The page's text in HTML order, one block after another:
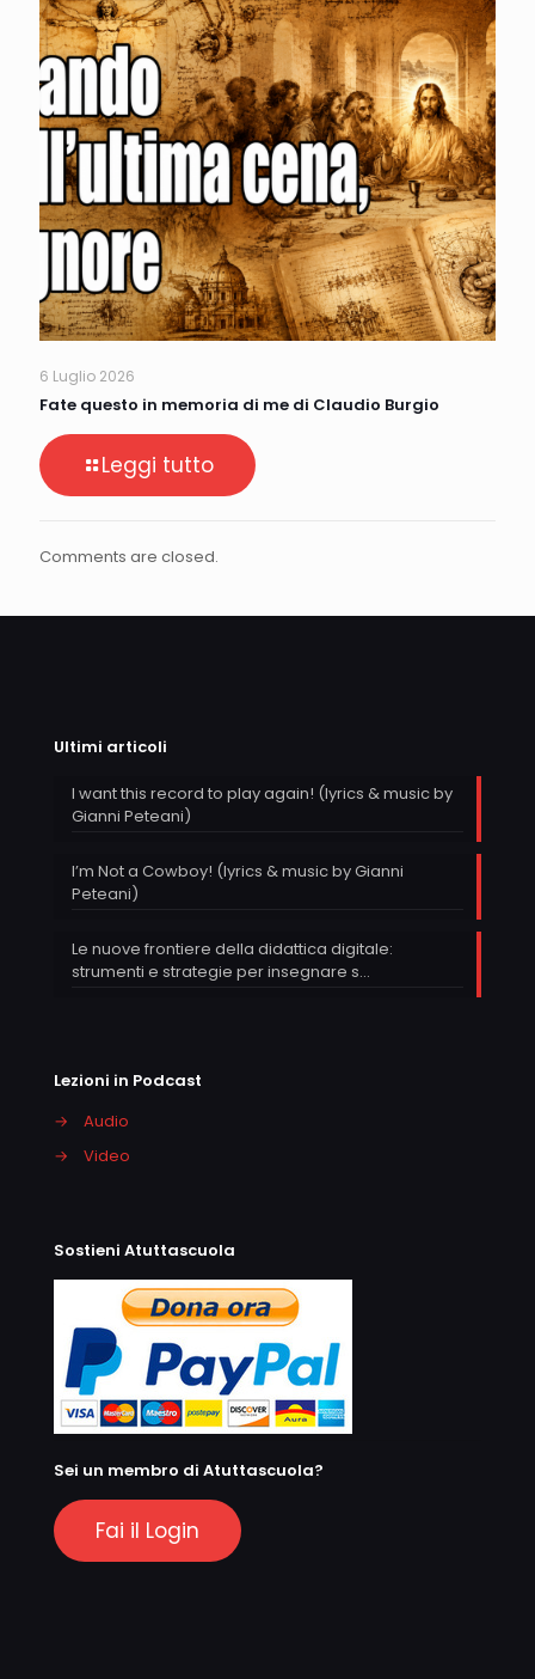
6 Luglio 2026
Fate questo in memoria di me di Claudio Burgio
Leggi tutto
Comments are closed.
Ultimi articoli
I want this record to play again! (lyrics & music by
Gianni Peteani)
I’m Not a Cowboy! (lyrics & music by Gianni
Peteani)
Le nuove frontiere della didattica digitale:
strumenti e strategie per insegnare s…
Lezioni in Podcast
→
Audio
→
Video
Sostieni Atuttascuola
Sei un membro di Atuttascuola?
Fai il Login